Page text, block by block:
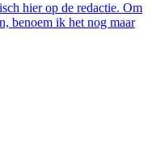
hier op de redactie. Om
benoem ik het nog maar